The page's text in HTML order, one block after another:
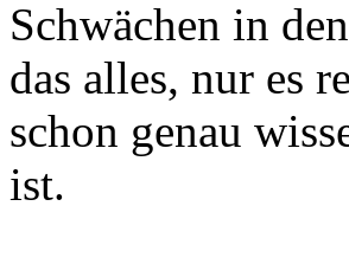
Schwächen in
das alles, nur es
schon genau
ist.